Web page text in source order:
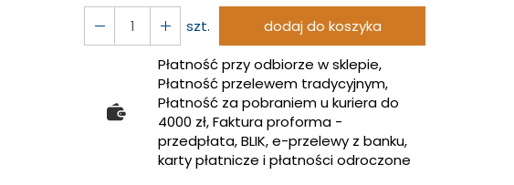
szt.
dodaj do koszyka
Płatność przy odbiorze w sklepie,
Płatność przelewem tradycyjnym,
Płatność za pobraniem u kuriera do
4000 zł, Faktura proforma -
przedpłata, BLIK, e-przelewy z banku,
karty płatnicze i płatności odroczone